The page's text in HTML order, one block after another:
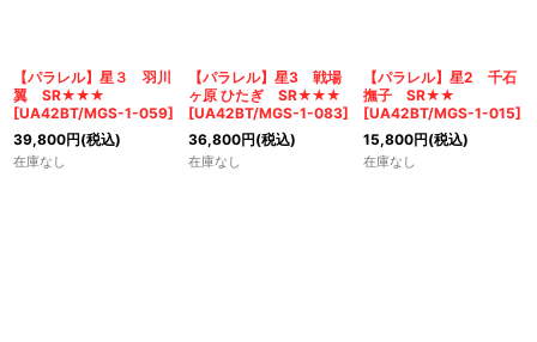
絞り込む
【パラレル】星３ 羽川
翼 SR★★★
[UA42BT/MGS-1-059]
39,800円(税込)
在庫なし
【パラレル】星3 戦場
ヶ原 ひたぎ SR★★★
[UA42BT/MGS-1-083]
36,800円(税込)
在庫なし
【パラレル】星2 千石
撫子 SR★★
[UA42BT/MGS-1-015]
15,800円(税込)
在庫なし